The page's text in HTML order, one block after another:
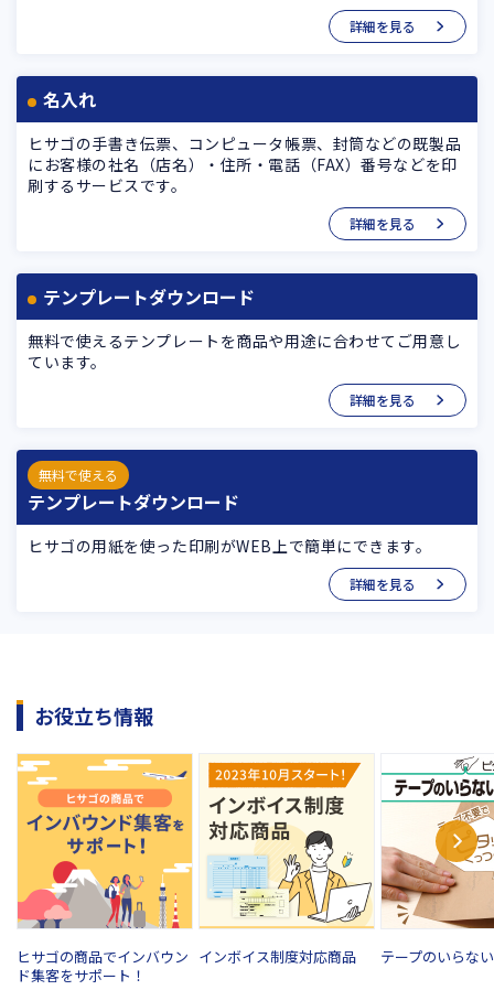
詳細を見る
名入れ
ヒサゴの手書き伝票、コンピュータ帳票、封筒などの既製品
にお客様の社名（店名）・住所・電話（FAX）番号などを印
刷するサービスです。
詳細を見る
テンプレートダウンロード
無料で使えるテンプレートを商品や用途に合わせてご用意し
ています。
詳細を見る
無料で使える
テンプレートダウンロード
ヒサゴの用紙を使った印刷がWEB上で簡単にできます。
詳細を見る
お役立ち情報
ヒサゴの商品でインバウン
ド集客をサポート！
インボイス制度対応商品 テープのいらな